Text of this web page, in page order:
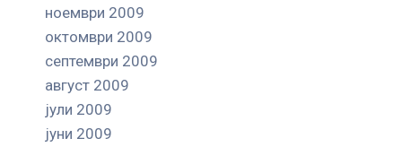
ноември 2009
октомври 2009
септември 2009
август 2009
јули 2009
јуни 2009